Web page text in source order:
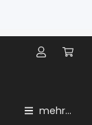
mehr...